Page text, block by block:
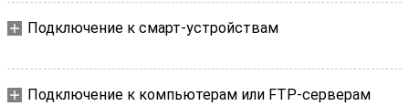
Подключение к смарт-устройствам
Подключение к компьютерам или FTP-серверам